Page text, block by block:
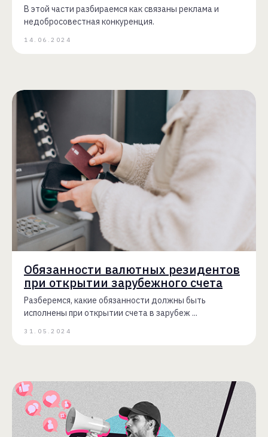
В этой части разбираемся как связаны реклама и
недобросовестная конкуренция.
14.06.2024
Обязанности валютных резидентов
при открытии зарубежного счета
Разберемся, какие обязанности должны быть
исполнены при открытии счета в зарубеж ...
31.05.2024